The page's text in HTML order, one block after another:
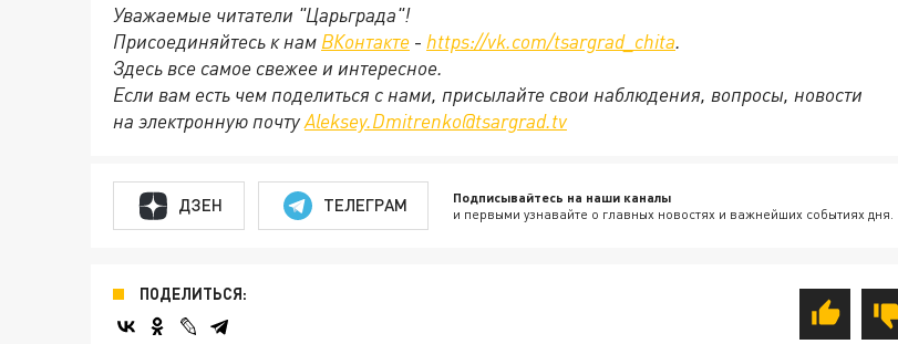
Уважаемые читатели "Царьграда"!
Присоединяйтесь к нам ВКонтакте - https://vk.com/tsargrad_chita.
Здесь все самое свежее и интересное.
Если вам есть чем поделиться с нами, присылайте свои наблюдения, вопросы, новости
на электронную почтуAleksey.Dmitrenko@tsargrad.tv
ДЗЕН ТЕЛЕГРАМ Подписывайтесь на наши каналы
и первыми узнавайте о главных новостях и важнейших событиях дня.
ПОДЕЛИТЬСЯ: